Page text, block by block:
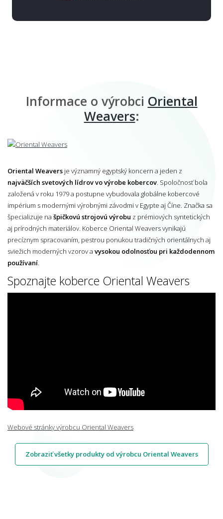
Informace o výrobci Oriental
Weavers:
Oriental Weavers je významný egyptský koncern a jeden z
najväčších svetových lídrov vo výrobe kobercov . Spoločnosť bola
založená v roku 1979 a postupne vybudovala globálne kobercové
impérium s modernými výrobnými závodmi v Egypte aj Číne. Značka sa
špecializuje na špičkovú strojovú výrobu z prémiových syntetických
aj prírodných materiálov. Koberce Oriental Weavers vynikajú
precíznym spracovaním, pestrou ponukou tradičných orientálnych aj
sviežich moderných vzorov a vysokou odolnosťou pri každodennom
používaní
Spoznajte koberce Oriental Weavers
Webové stránky výrobcu Oriental Weavers
Zobraziť všetky produkty od výrobcu Oriental Weavers